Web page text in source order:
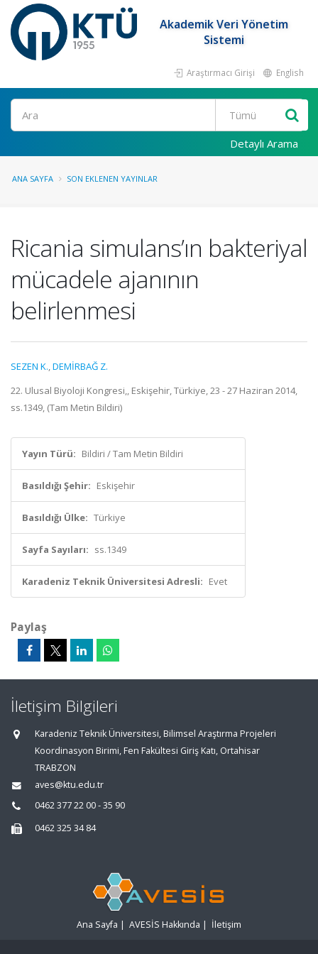
Akademik Veri Yönetim
Sistemi
Araştırmacı Girişi English
Ara
Detaylı Arama
ANA SAYFA SON EKLENEN YAYINLAR
Ricania simulans’ın bakteriyal
mücadele ajanının
belirlenmesi
SEZEN K.,DEMİRBAĞ Z.
22. Ulusal Biyoloji Kongresi,, Eskişehir, Türkiye, 23 - 27 Haziran 2014,
ss.1349, (Tam Metin Bildiri)
Yayın Türü: Bildiri / Tam Metin Bildiri
Basıldığı Şehir: Eskişehir
Basıldığı Ülke: Türkiye
Sayfa Sayıları: ss.1349
Karadeniz Teknik Üniversitesi Adresli: Evet
Paylaş
İletişim Bilgileri
Karadeniz Teknik Üniversitesi, Bilimsel Araştırma Projeleri
Koordinasyon Birimi, Fen Fakültesi Giriş Katı, Ortahisar
TRABZON
aves@ktu.edu.tr
0462 377 22 00 - 35 90
0462 325 34 84
Ana Sayfa | AVESİS Hakkında | İletişim